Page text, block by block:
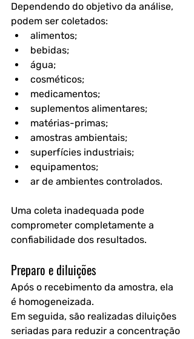
Dependendo do objetivo da análise,
podem ser coletados:
alimentos;
bebidas;
água;
cosméticos;
medicamentos;
suplementos alimentares;
matérias-primas;
amostras ambientais;
superfícies industriais;
equipamentos;
ar de ambientes controlados.
Uma coleta inadequada pode
comprometer completamente a
confiabilidade dos resultados.
Preparo e diluições
Após o recebimento da amostra, ela
é homogeneizada.
Em seguida, são realizadas diluições
seriadas para reduzir a concentração